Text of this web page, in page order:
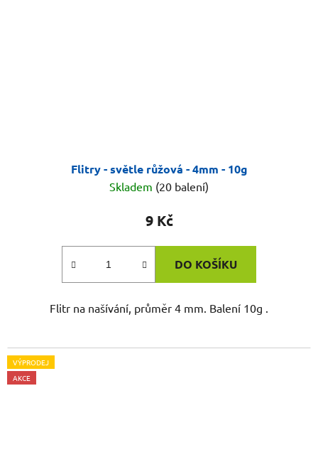
Flitry - světle růžová - 4mm - 10g
Skladem (20 balení)
9 Kč
DO KOŠÍKU
Flitr na našívání, průměr 4 mm. Balení 10g .
VÝPRODEJ
AKCE